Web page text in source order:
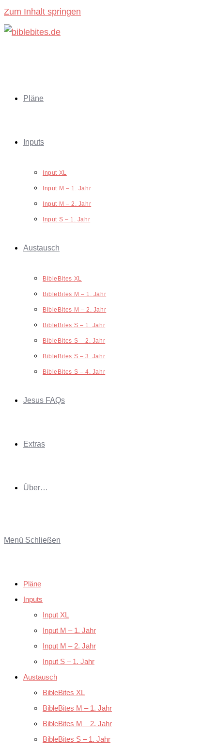
Zum Inhalt springen
Pläne
Inputs
Input XL
Input M – 1. Jahr
Input M – 2. Jahr
Input S – 1. Jahr
Austausch
BibleBites XL
BibleBites M – 1. Jahr
BibleBites M – 2. Jahr
BibleBites S – 1. Jahr
BibleBites S – 2. Jahr
BibleBites S – 3. Jahr
BibleBites S – 4. Jahr
Jesus FAQs
Extras
Über…
Menü Schließen
Pläne
Inputs
Input XL
Input M – 1. Jahr
Input M – 2. Jahr
Input S – 1. Jahr
Austausch
BibleBites XL
BibleBites M – 1. Jahr
BibleBites M – 2. Jahr
BibleBites S – 1. Jahr